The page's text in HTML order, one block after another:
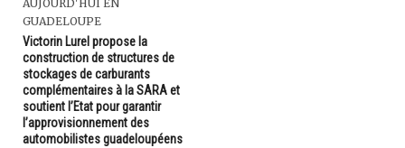
AUJOURD'HUI EN
GUADELOUPE
Victorin Lurel propose la
construction de structures de
stockages de carburants
complémentaires à la SARA et
soutient l’Etat pour garantir
l’approvisionnement des
automobilistes guadeloupéens